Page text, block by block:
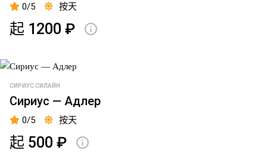
0/5 按天
起 1200 ₽
СИРИУС СИЛАЙН
Сириус — Адлер
0/5 按天
起 500 ₽
岛
码
格
雷
斯
护
卫